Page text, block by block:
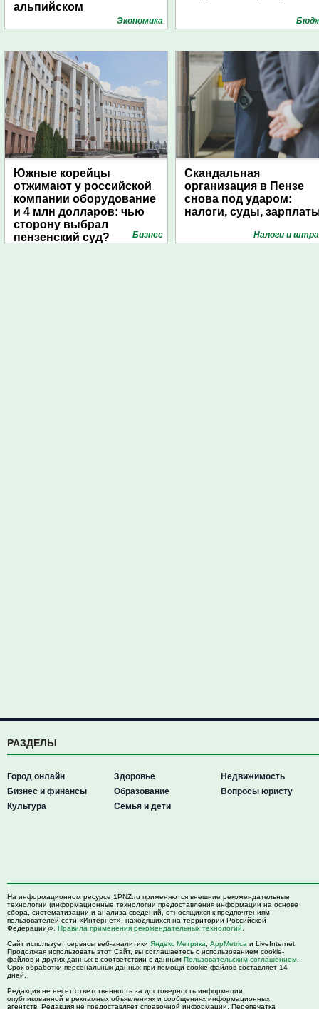
альпийском
Экономика
Южные корейцы
отжимают у российской
компании оборудование
и 4 млн долларов: чью
сторону выбрал
пензенский суд?
Бизнес
Скандальная
организация в Пензе
снова под ударом:
налоги, суды,
Налоги и
РАЗДЕЛЫ
Город онлайн
Бизнес и финансы
Культура
Здоровье
Образование
Семья и дети
Недвижимость
Вопросы юристу
На информационном ресурсе 1PNZ.ru применяются внешние рекомендательные
технологии (информационные технологии предоставления информации на основе
сбора, систематизации и анализа сведений, относящихся к предпочтениям
пользователей сети «Интернет», находящихся на территории Российской
Федерации)». Правила применения рекомендательных технологий
Сайт использует сервисы веб-аналитики Яндекс Метрика AppMetrica и LiveInternet.
Продолжая использовать этот Сайт, вы соглашаетесь с использованием cookie-
файлов и других данных в соответствии с данным Пользовательским соглашением
Срок обработки персональных данных при помощи cookie-файлов составляет 14
дней.
Редакция не несет ответственность за достоверность информации,
опубликованной в рекламных объявлениях и сообщениях информационных
агентств. Редакция не предоставляет справочной информации. Перепечатка